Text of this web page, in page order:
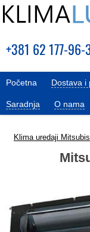
+381 62 177-96-
Početna Dostava i
Saradnja O nama
Klima uredaji